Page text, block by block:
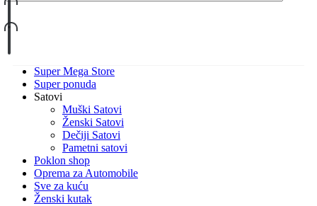
Super Mega Store
Super ponuda
Satovi
Muški Satovi
Ženski Satovi
Dečiji Satovi
Pametni satovi
Poklon shop
Oprema za Automobile
Sve za kuću
Ženski kutak